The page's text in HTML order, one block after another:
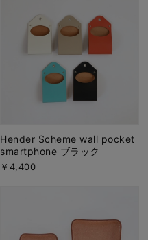
Hender Scheme wall pocket
smartphone ブラック
￥4,400